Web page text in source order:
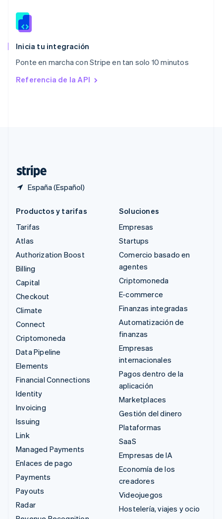
Inicia tu integración
Ponte en marcha con Stripe en tan solo 10 minutos
Referencia de la API
España (Español)
RAE de Hong Kong, China
Reino Unido
English
English
English
Productos y tarifas
Tarifas
Atlas
Authorization Boost
Billing
Capital
Checkout
Climate
Connect
Criptomoneda
Data Pipeline
Elements
Financial Connections
Identity
Invoicing
Issuing
Link
Managed Payments
Enlaces de pago
Payments
Payouts
Radar
Soluciones
Empresas
Startups
Comercio basado en
agentes
Criptomoneda
E-commerce
Finanzas integradas
Automatización de
finanzas
Empresas
internacionales
Pagos dentro de la
aplicación
Marketplaces
Gestión del dinero
Plataformas
SaaS
Empresas de IA
Economía de los
creadores
Videojuegos
Hostelería, viajes y ocio